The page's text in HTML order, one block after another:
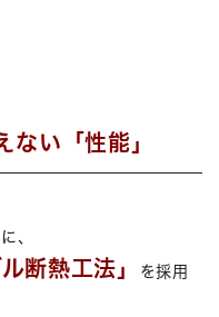
ない「性能」
、
ル断熱工法」
を採用